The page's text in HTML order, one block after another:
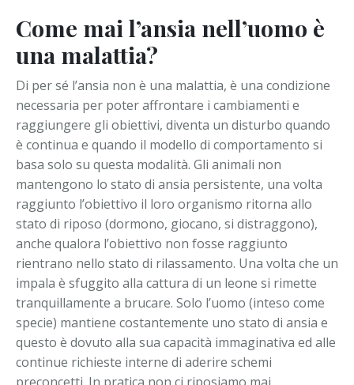
Come mai l’ansia nell’uomo è
una malattia?
Di per sé l’ansia non è una malattia, è una condizione
necessaria per poter affrontare i cambiamenti e
raggiungere gli obiettivi, diventa un disturbo quando
è continua e quando il modello di comportamento si
basa solo su questa modalità. Gli animali non
mantengono lo stato di ansia persistente, una volta
raggiunto l’obiettivo il loro organismo ritorna allo
stato di riposo (dormono, giocano, si distraggono),
anche qualora l’obiettivo non fosse raggiunto
rientrano nello stato di rilassamento. Una volta che un
impala è sfuggito alla cattura di un leone si rimette
tranquillamente a brucare. Solo l’uomo (inteso come
specie) mantiene costantemente uno stato di ansia e
questo è dovuto alla sua capacità immaginativa ed alle
continue richieste interne di aderire schemi